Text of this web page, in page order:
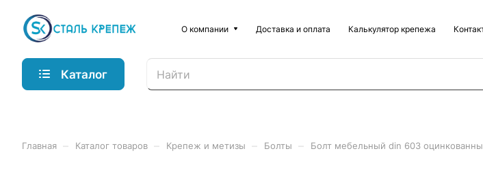
О компании Доставка и оплата Калькулятор крепежа
Каталог
Главная Каталог товаров Крепеж и метизы Болты Болт мебельный din 603